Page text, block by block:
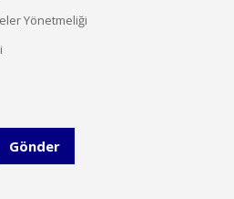
Yönetmeliği
Gönder